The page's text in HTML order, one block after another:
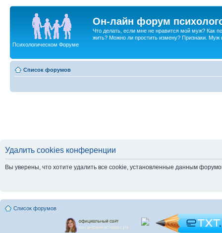
Он-лайн форум
Что делать, если мне не нравится мой муж? Как
жить? Можно ли простить измену? Признаки. Муж
Психологическом Форуме
Список форумов
Удалить cookies конференции
Вы уверены, что хотите удалить все cookie, установленные данным
Список форумов